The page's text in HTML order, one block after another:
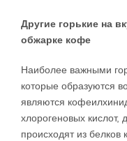
Другие горькие на
обжарке кофе
Наиболее важными
которые образуются
являются
хлорогеновых кислот,
происходят из